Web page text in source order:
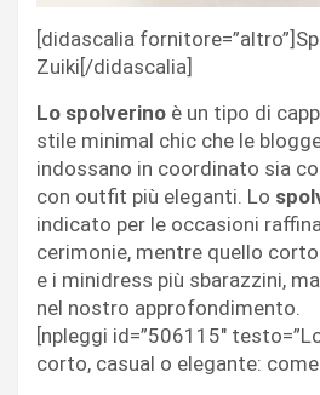
[didascalia
Zuiki[/didascalia]
Lo spolverino è un tipo di
stile minimal chic che le
indossano in coordinato sia
con outfit più eleganti. Lo
indicato per le occasioni
cerimonie, mentre quello
e i minidress più sbarazzini,
nel nostro approfondimento.
[npleggi id=”506115″
corto, casual o elegante: come